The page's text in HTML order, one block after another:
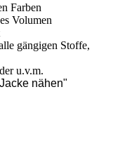
Farben
Volumen
gängigen Stoffe,
u.v.m.
nähen"